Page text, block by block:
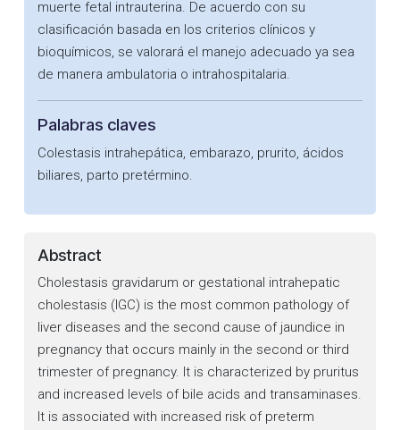
muerte fetal intrauterina. De acuerdo con su
clasificación basada en los criterios clínicos y
bioquímicos, se valorará el manejo adecuado ya sea
de manera ambulatoria o intrahospitalaria.
Palabras claves
Colestasis intrahepática, embarazo, prurito, ácidos
biliares, parto pretérmino.
Abstract
Cholestasis gravidarum or gestational intrahepatic
cholestasis (IGC) is the most common pathology of
liver diseases and the second cause of jaundice in
pregnancy that occurs mainly in the second or third
trimester of pregnancy. It is characterized by pruritus
and increased levels of bile acids and transaminases.
It is associated with increased risk of preterm